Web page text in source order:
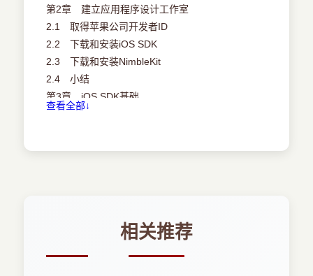
第2章 建立应用程序设计工作室
2.1 取得苹果公司开发者ID
2.2 下载和安装iOS SDK
2.3 下载和安装NimbleKit
2.4 小结
第3章 iOS SDK基础
3.1 开始一个新的Xcode工程
3.3 小结
4.3 设计标签工具栏
4.4 使用表视图导航
4.5 小结
查看全部↓
相关推荐